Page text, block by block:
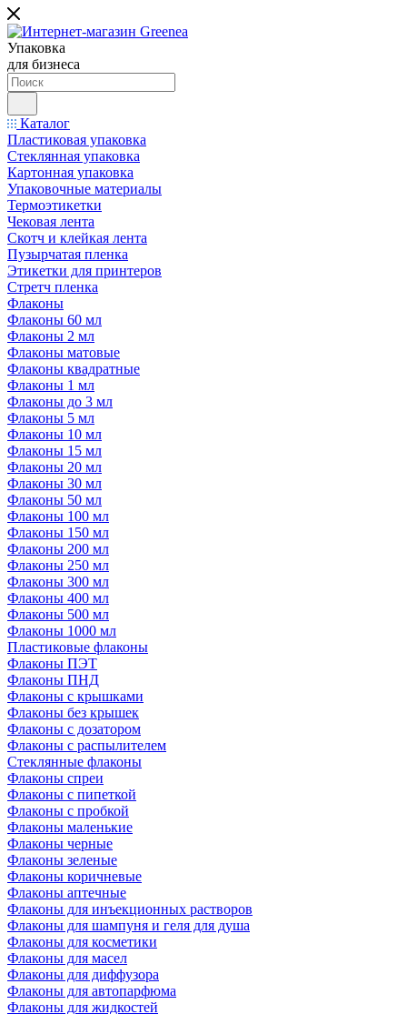
Упаковка
для бизнеса
Каталог
Пластиковая упаковка
Стеклянная упаковка
Картонная упаковка
Упаковочные материалы
Термоэтикетки
Чековая лента
Скотч и клейкая лента
Пузырчатая пленка
Этикетки для принтеров
Стретч пленка
Флаконы
Флаконы 60 мл
Флаконы 2 мл
Флаконы матовые
Флаконы квадратные
Флаконы 1 мл
Флаконы до 3 мл
Флаконы 5 мл
Флаконы 10 мл
Флаконы 15 мл
Флаконы 20 мл
Флаконы 30 мл
Флаконы 50 мл
Флаконы 100 мл
Флаконы 150 мл
Флаконы 200 мл
Флаконы 250 мл
Флаконы 300 мл
Флаконы 400 мл
Флаконы 500 мл
Флаконы 1000 мл
Пластиковые флаконы
Флаконы ПЭТ
Флаконы ПНД
Флаконы с крышками
Флаконы без крышек
Флаконы с дозатором
Флаконы с распылителем
Стеклянные флаконы
Флаконы cпреи
Флаконы с пипеткой
Флаконы с пробкой
Флаконы маленькие
Флаконы черные
Флаконы зеленые
Флаконы коричневые
Флаконы аптечные
Флаконы для инъекционных растворов
Флаконы для шампуня и геля для душа
Флаконы для косметики
Флаконы для масел
Флаконы для диффузора
Флаконы для автопарфюма
Флаконы для жидкостей